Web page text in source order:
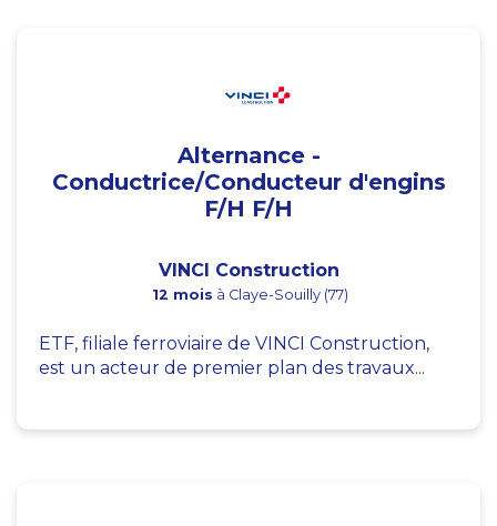
Alternance -
Conductrice/Conducteur d'engins
F/H F/H
VINCI Construction
12 mois à Claye-Souilly (77)
ETF, filiale ferroviaire de VINCI Construction,
est un acteur de premier plan des travaux...